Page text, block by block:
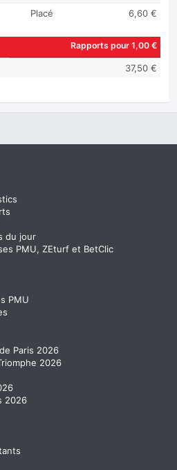
Placé 6,60 €
Rapports pour 1,00 €
37,50 €
du jour
PMU, ZEturf et BetClic
PMU
Paris 2026
2026
2026